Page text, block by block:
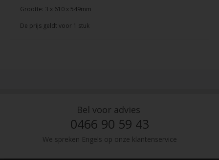
Grootte: 3 x 610 x 549mm
De prijs geldt voor 1 stuk
Bel voor advies
0466 90 59 43
We spreken Engels op onze klantenservice